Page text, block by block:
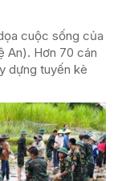
cuộc sống của
An). Hơn 70 cán
dựng tuyến kè